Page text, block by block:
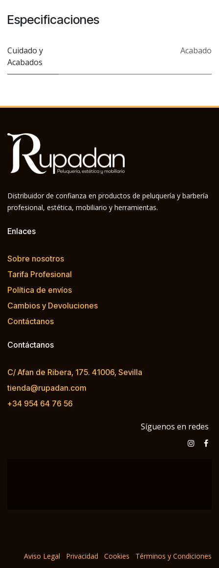
Especificaciones
Cuidado y
Acabados
Acabado
Distribuidor de confianza en productos de peluquería y barbería
profesional, estética, mobiliario y herramientas.
Enlaces
Sobre nosotros
Tarifa Profesional
Política de envíos
Cambios y Devoluciones
Contáctanos
Contáctanos
C/ Afan de Ribera, 175. 41006, Sevilla
tienda@rupadan.com
+34 954 64 76 56
Síguenos en redes
Aviso Legal Privacidad Cookies Términos y Condiciones